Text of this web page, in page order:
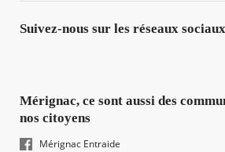
Suivez-nous sur les réseaux sociaux
Mérignac, ce sont aussi des
nos citoyens
Mérignac Entraide